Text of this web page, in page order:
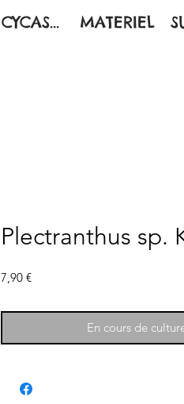
CYCAS... MATERIEL
Plectranthus sp.
7,90 €Prix
En cours de